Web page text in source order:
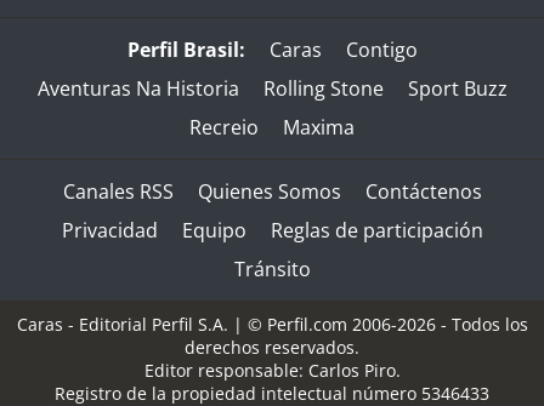
Perfil Brasil: Caras
Contigo
Aventuras Na Historia
Rolling Stone
Sport Buzz
Recreio
Maxima
Canales RSS Quienes Somos
Contáctenos
Privacidad
Equipo
Reglas de participación
Tránsito
Caras - Editorial Perfil S.A. | © Perfil.com 2006-2026 - Todos los
derechos reservados.
Editor responsable: Carlos Piro.
Registro de la propiedad intelectual número 5346433